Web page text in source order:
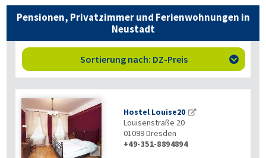
Pensionen, Privatzimmer und Ferienwohnungen in
Neustadt
Sortierung nach: DZ-Preis 

Hostel Louise20
Louisenstraße 20
01099Dresden
+49-351-8894894